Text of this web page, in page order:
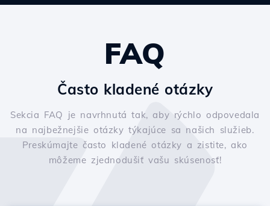
FAQ
Často kladené otázky
Sekcia FAQ je navrhnutá tak, aby rýchlo odpovedala
na najbežnejšie otázky týkajúce sa našich služieb.
Preskúmajte často kladené otázky a zistite, ako
môžeme zjednodušiť vašu skúsenosť!